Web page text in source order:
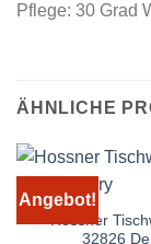
Pflege: 30 Grad
ÄHNLICHE
Angebot!
Hossner
32826